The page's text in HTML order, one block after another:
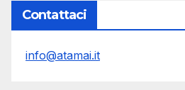
Contattaci
info@atamai.it